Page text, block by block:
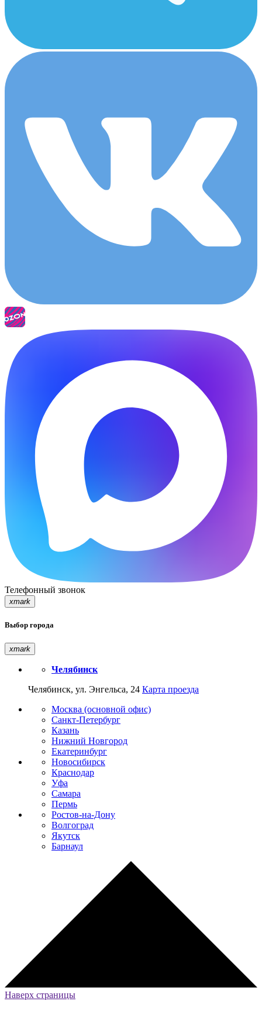
Телефонный звонок
xmark
Выбор города
xmark
Челябинск
Челябинск, ул. Энгельса, 24 Карта проезда
Москва (основной офис)
Санкт-Петербург
Казань
Нижний Новгород
Екатеринбург
Новосибирск
Краснодар
Уфа
Самара
Пермь
Ростов-на-Дону
Волгоград
Якутск
Барнаул
Наверх страницы